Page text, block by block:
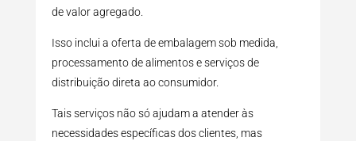
de valor agregado.
Isso inclui a oferta de embalagem sob medida,
processamento de alimentos e serviços de
distribuição direta ao consumidor.
Tais serviços não só ajudam a atender às
necessidades específicas dos clientes, mas